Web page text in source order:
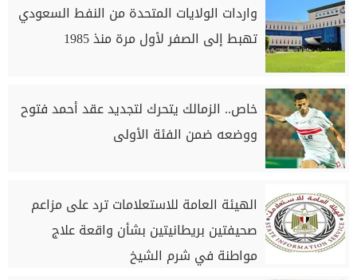
واردات الولايات المتحدة من النفط السعودي
تهبط إلى الصفر لأول مرة منذ 1985
خاص.. الزمالك يتحرك لتجديد عقد أحمد فتوح
ووضعه ضمن الفئة الأولى
الهيئة العامة للاستعلامات ترد على مزاعم
صحيفتين بريطانيتين بشأن واقعة علاج
مواطنة في شرم الشيخ